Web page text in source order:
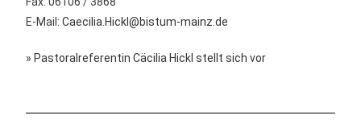
E-Mail:Caecilia.Hickl@bistum-mainz.de
» Pastoralreferentin Cäcilia Hickl stellt sich vor